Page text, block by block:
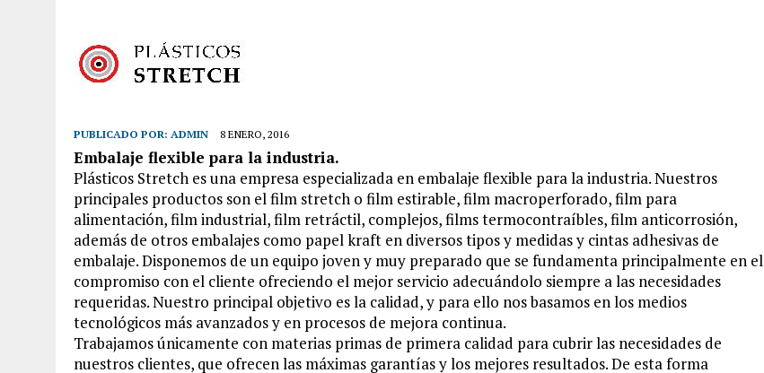
PUBLICADO POR: ADMIN 8 ENERO, 2016
Embalaje flexible para la industria.
Plásticos Stretch es una empresa especializada en embalaje flexible para la industria. Nuestros
principales productos son el film stretch o film estirable, film macroperforado, film para
alimentación, film industrial, film retráctil, complejos, films termocontraíbles, film anticorrosión,
además de otros embalajes como papel kraft en diversos tipos y medidas y cintas adhesivas de
embalaje. Disponemos de un equipo joven y muy preparado que se fundamenta principalmente en el
compromiso con el cliente ofreciendo el mejor servicio adecuándolo siempre a las necesidades
requeridas. Nuestro principal objetivo es la calidad, y para ello nos basamos en los medios
tecnológicos más avanzados y en procesos de mejora continua.
Trabajamos únicamente con materias primas de primera calidad para cubrir las necesidades de
nuestros clientes, que ofrecen las máximas garantías y los mejores resultados. De esta forma